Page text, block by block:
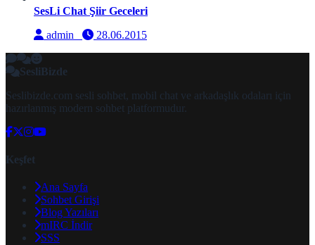
SesLi Chat Şiir Geceleri
admin
28.06.2015
SesliBizde
Seslibizde.com sesli sohbet, mobil chat ve arkadaşlık odaları için
hazırlanmış modern sohbet platformudur.
Keşfet
Ana Sayfa
Sohbet Girişi
Blog Yazıları
mIRC İndir
SSS